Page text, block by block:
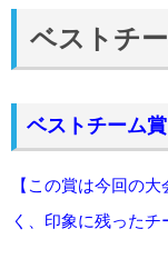
ベストチ
ベストチーム賞
【この賞は今回の
く、印象に残ったチ